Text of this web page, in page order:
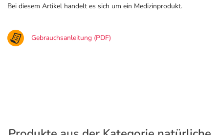
Bei diesem Artikel handelt es sich um ein Medizinprodukt.
Gebrauchsanleitung (PDF)